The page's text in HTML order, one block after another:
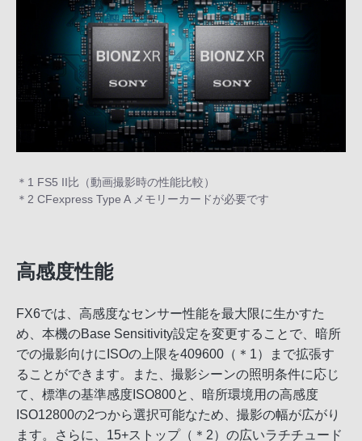
＊1 FS5 II比（動画撮影時の性能比較）
＊2 CFexpress Type A メモリーカードが必要です
高感度性能
FX6では、高感度なセンサー性能を最大限に生かすた
め、本機のBase Sensitivity設定を変更することで、暗所
での撮影向けにISOの上限を409600（＊1）まで拡張す
ることができます。また、撮影シーンの照明条件に応じ
て、標準の基準感度ISO800と、暗所環境用の高感度
ISO12800の2つから選択可能なため、撮影の幅が広がり
ます。さらに、15+ストップ（＊2）の広いラチチュード